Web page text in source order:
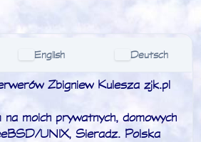
English Deutsch
Zbigniew Kulesza zjk.pl
moich prywatnych, domowych
UNIX, Sieradz. Polska